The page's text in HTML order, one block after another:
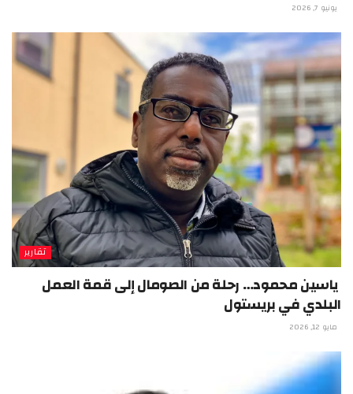
يونيو 7, 2026
تقارير
ياسين محمود… رحلة من الصومال إلى قمة العمل
البلدي في بريستول
مايو 12, 2026